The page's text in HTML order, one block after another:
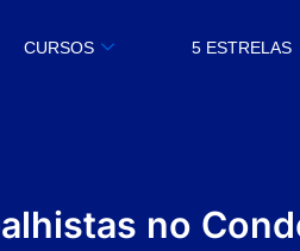
CURSOS 5 ESTRELAS
no